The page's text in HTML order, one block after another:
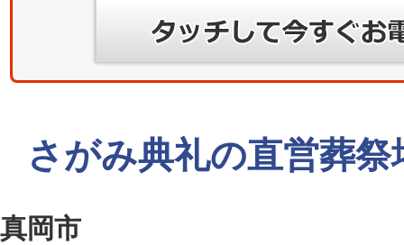
さがみ典礼の直営葬祭
真岡市